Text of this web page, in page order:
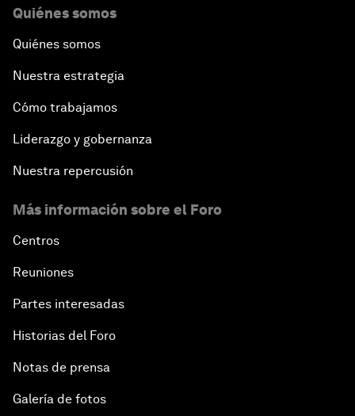
Quiénes somos
Quiénes somos
Nuestra estrategia
Cómo trabajamos
Liderazgo y gobernanza
Nuestra repercusión
Más información sobre el Foro
Centros
Reuniones
Partes interesadas
Historias del Foro
Notas de prensa
Galería de fotos